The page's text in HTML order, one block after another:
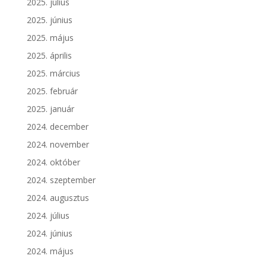
2025. június
2025. május
2025. április
2025. március
2025. február
2025. január
2024. december
2024. november
2024. október
2024. szeptember
2024. augusztus
2024. július
2024. június
2024. május